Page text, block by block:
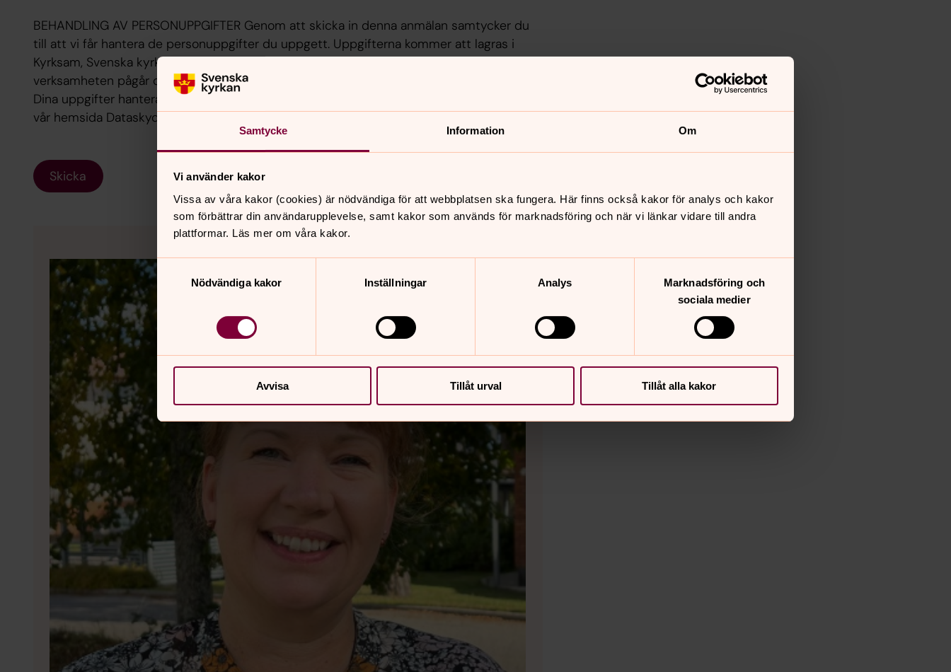
Samtycke Information Om
Vi använder kakor
Vissa av våra kakor (cookies) är nödvändiga för att webbplatsen ska fungera. Här finns också kakor för analys och kakor
som förbättrar din användarupplevelse, samt kakor som används för marknadsföring och när vi länkar vidare till andra
plattformar. Läs mer om våra kakor.
Samtyckesval
Nödvändiga kakor
Inställningar Analys
Marknadsföring och
sociala medier
Avvisa Tillåt urval Tillåt alla kakor
BEHANDLING AV PERSONUPPGIFTER Genom att skicka in denna anmälan samtycker du
till att vi får hantera de personuppgifter du uppgett. Uppgifterna kommer att lagras i
Kyrksam, Svenska kyrkans digitala register. De kommer att användas och sparas så länge
verksamheten pågår och upp till ett år efter avslut eller tills du återkallar ditt samtycke.
Dina uppgifter hanteras enligt gällande dataskyddsförordning (GDPR). Läs gärna mer på
vår hemsida Dataskyddsförordningen - GDPR - Valbo-Hedesunda pastorat
Skicka